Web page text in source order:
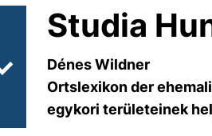
Unterseiten von Organisation
Studia
Dénes Wildner
Ortslexikon der
egykori területeinek